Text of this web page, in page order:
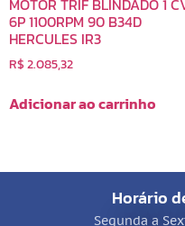
6P 1100RPM 90 B34D
HERCULES IR3
R$2.085,32
Adicionar ao carrinho
Horário
Segunda a